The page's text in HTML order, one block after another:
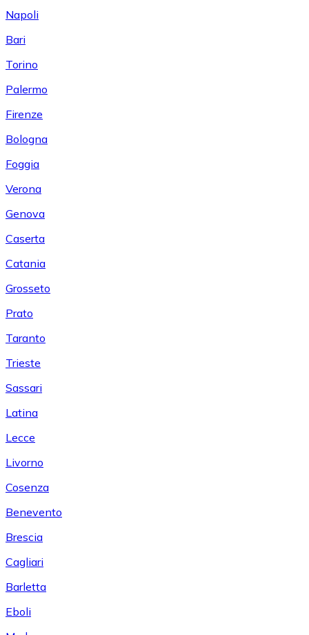
Napoli
Bari
Torino
Palermo
Firenze
Bologna
Foggia
Verona
Genova
Caserta
Catania
Grosseto
Prato
Taranto
Trieste
Sassari
Latina
Lecce
Livorno
Cosenza
Benevento
Brescia
Cagliari
Barletta
Eboli